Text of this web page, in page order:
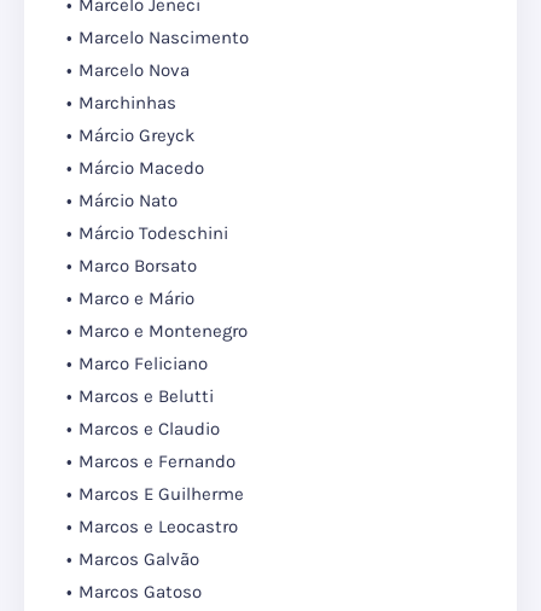
Marcelo Jeneci
Marcelo Nascimento
Marcelo Nova
Marchinhas
Márcio Greyck
Márcio Macedo
Márcio Nato
Márcio Todeschini
Marco Borsato
Marco e Mário
Marco e Montenegro
Marco Feliciano
Marcos e Belutti
Marcos e Claudio
Marcos e Fernando
Marcos E Guilherme
Marcos e Leocastro
Marcos Galvão
Marcos Gatoso